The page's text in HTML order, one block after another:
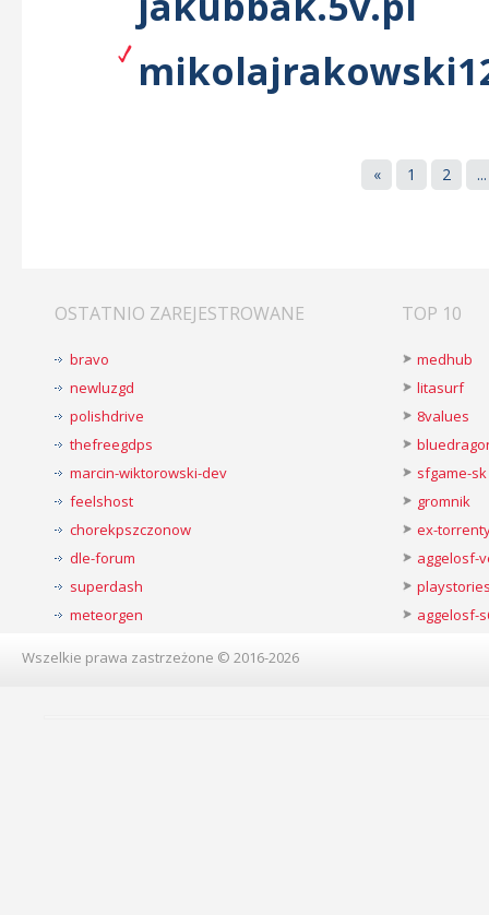
« 1 2 ...
OSTATNIO ZAREJESTROWANE
bravo
newluzgd
polishdrive
thefreegdps
marcin-wiktorowski-dev
feelshost
chorekpszczonow
dle-forum
superdash
meteorgen
TOP 10
medhub
litasurf
8values
sfgame-sk
gromnik
ex-
aggelosf-
aggelosf-
Wszelkie prawa zastrzeżone © 2016-2026